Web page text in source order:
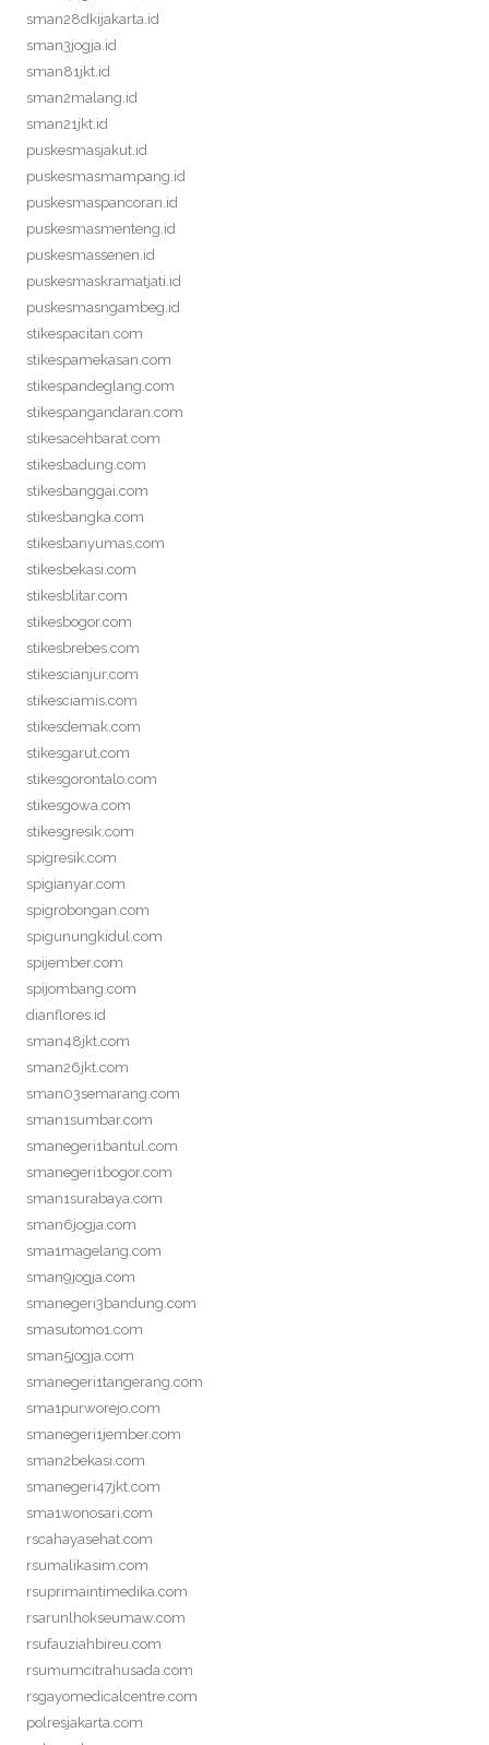
sman28dkijakarta.id
sman3jogja.id
sman81jkt.id
sman2malang.id
sman21jkt.id
puskesmasjakut.id
puskesmasmampang.id
puskesmaspancoran.id
puskesmasmenteng.id
puskesmassenen.id
puskesmaskramatjati.id
puskesmasngambeg.id
stikespacitan.com
stikespamekasan.com
stikespandeglang.com
stikespangandaran.com
stikesacehbarat.com
stikesbadung.com
stikesbanggai.com
stikesbangka.com
stikesbanyumas.com
stikesbekasi.com
stikesblitar.com
stikesbogor.com
stikesbrebes.com
stikescianjur.com
stikesciamis.com
stikesdemak.com
stikesgarut.com
stikesgorontalo.com
stikesgowa.com
stikesgresik.com
spigresik.com
spigianyar.com
spigrobongan.com
spigunungkidul.com
spijember.com
spijombang.com
dianflores.id
sman48jkt.com
sman26jkt.com
sman03semarang.com
sman1sumbar.com
smanegeri1bantul.com
smanegeri1bogor.com
sman1surabaya.com
sman6jogja.com
sma1magelang.com
sman9jogja.com
smanegeri3bandung.com
smasutomo1.com
sman5jogja.com
smanegeri1tangerang.com
sma1purworejo.com
smanegeri1jember.com
sman2bekasi.com
smanegeri47jkt.com
sma1wonosari.com
rscahayasehat.com
rsumalikasim.com
rsuprimaintimedika.com
rsarunlhokseumaw.com
rsufauziahbireu.com
rsumumcitrahusada.com
rsgayomedicalcentre.com
polresjakarta.com